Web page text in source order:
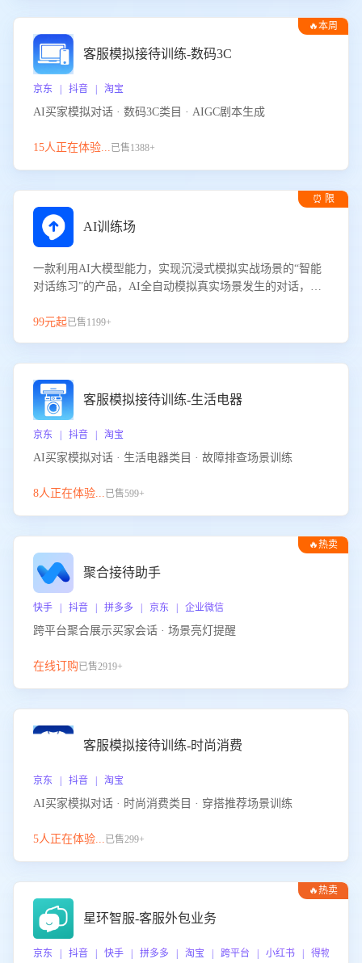
🔥本周
客服模拟接待训练-数码3C
京东 | 抖音 | 淘宝
AI买家模拟对话 · 数码3C类目 · AIGC剧本生成
15人正在体验...已售1388+
⏰ 限
AI训练场
一款利用AI大模型能力，实现沉浸式模拟实战场景的“智能
对话练习”的产品，AI全自动模拟真实场景发生的对话，企
服能力。
99元起已售1199+
客服模拟接待训练-生活电器
京东 | 抖音 | 淘宝
AI买家模拟对话 · 生活电器类目 · 故障排查场景训练
8人正在体验...已售599+
🔥热卖
聚合接待助手
快手 | 抖音 | 拼多多 | 京东 | 企业微信
跨平台聚合展示买家会话 · 场景亮灯提醒
在线订购已售2919+
客服模拟接待训练-时尚消费
京东 | 抖音 | 淘宝
AI买家模拟对话 · 时尚消费类目 · 穿搭推荐场景训练
5人正在体验...已售299+
🔥热卖
星环智服-客服外包业务
京东 | 抖音 | 快手 | 拼多多 | 淘宝 | 跨平台 | 小红书 | 得物 | 企